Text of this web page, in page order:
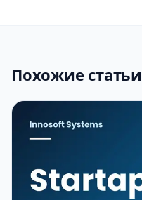
Похожие статьи